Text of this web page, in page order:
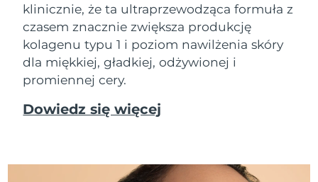
klinicznie, że ta ultraprzewodząca formuła z
czasem znacznie zwiększa produkcję
kolagenu typu 1 i poziom nawilżenia skóry
dla miękkiej, gładkiej, odżywionej i
promiennej cery.
Dowiedz się więcej